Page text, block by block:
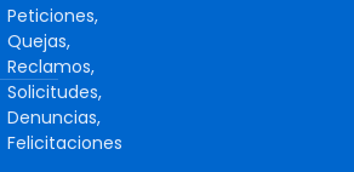
Peticiones,
Quejas,
Reclamos,
Solicitudes,
Denuncias,
Felicitaciones